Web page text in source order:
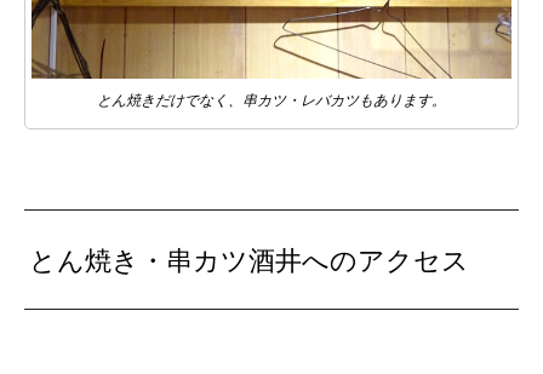
とん焼きだけでなく、串カツ・レバカツもあります。
とん焼き・串カツ酒井へのアクセス